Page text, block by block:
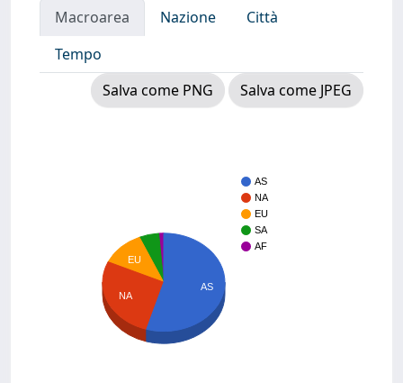
Macroarea Nazione
Città
Tempo
Salva come PNG
Salva come JPEG
AS
NA
EU
SA
AF
EU
NA
AS